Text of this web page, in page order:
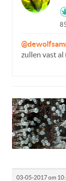
zullen vast al
03-05-2017 om